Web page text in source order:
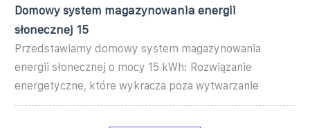
Domowy system magazynowania energii
słonecznej 15
Przedstawiamy domowy system magazynowania
energii słonecznej o mocy 15 kWh: Rozwiązanie
energetyczne, które wykracza poza wytwarzanie